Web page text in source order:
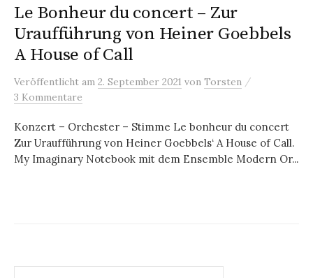
Le Bonheur du concert – Zur
Uraufführung von Heiner Goebbels
A House of Call
Veröffentlicht am 2. September 2021 von Torsten /
3 Kommentare
Konzert – Orchester – Stimme Le bonheur du concert
Zur Uraufführung von Heiner Goebbels‘ A House of Call.
My Imaginary Notebook mit dem Ensemble Modern Or...